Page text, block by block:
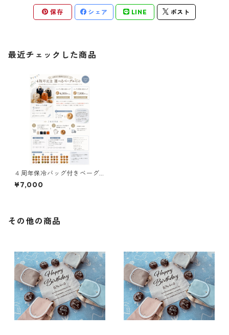
保存 シェア LINE ポスト
最近チェックした商品
４周年保冷バッグ付きベーグ
ル6個セット(アイボリー)
¥7,000
その他の商品